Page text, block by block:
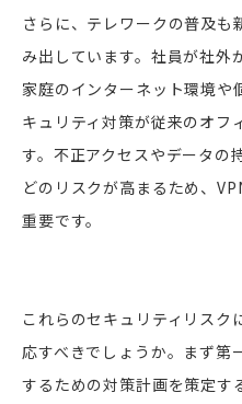
さらに、テレワークの普及も
み出しています。社員が社外
家庭のインターネット環境や
キュリティ対策が従来のオフ
す。不正アクセスやデータの
どのリスクが高まるため、
重要です。
これらのセキュリティリスク
応すべきでしょうか。まず第
するための対策計画を策定す